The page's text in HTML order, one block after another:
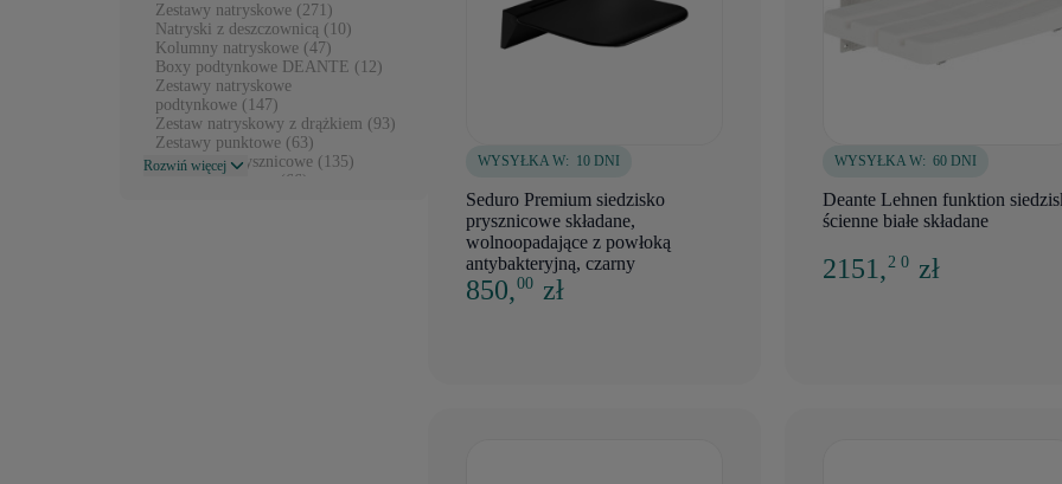
Zestawy natryskowe (271)
Natryski z deszczownicą (10)
Kolumny natryskowe (47)
Boxy podtynkowe DEANTE (12)
Zestawy natryskowe
podtynkowe (147)
Zestaw natryskowy z drążkiem (93)
Zestawy punktowe (63)
Słuchawki prysznicowe (135)
Przyłącza Kątowe (66)
Rozwiń więcej WYSYŁKA W: 10 DNI
Seduro Premium siedzisko
prysznicowe składane,
wolnoopadające z powłoką
antybakteryjną, czarny
850,00 zł
WYSYŁKA W: 60 DNI
Deante Lehnen funktion
ścienne białe składane
2151,2 0 zł